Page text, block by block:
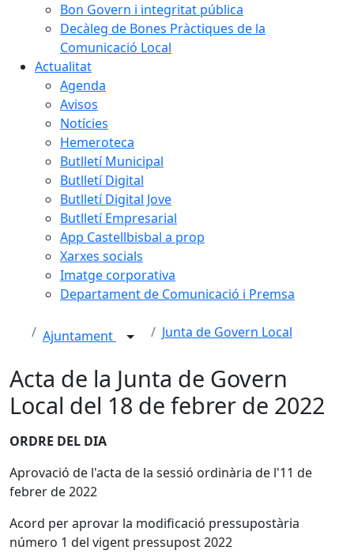
Bon Govern i integritat pública
Decàleg de Bones Pràctiques de la
Comunicació Local
Actualitat
Agenda
Avisos
Notícies
Hemeroteca
Butlletí Municipal
Butlletí Digital
Butlletí Digital Jove
Butlletí Empresarial
App Castellbisbal a prop
Xarxes socials
Imatge corporativa
Departament de Comunicació i Premsa
Ajuntament Junta de Govern Local
Acta de la Junta de Govern
Local del 18 de febrer de 2022
ORDRE DEL DIA
Aprovació de l'acta de la sessió ordinària de l'11 de
febrer de 2022
Acord per aprovar la modificació pressupostària
número 1 del vigent pressupost 2022